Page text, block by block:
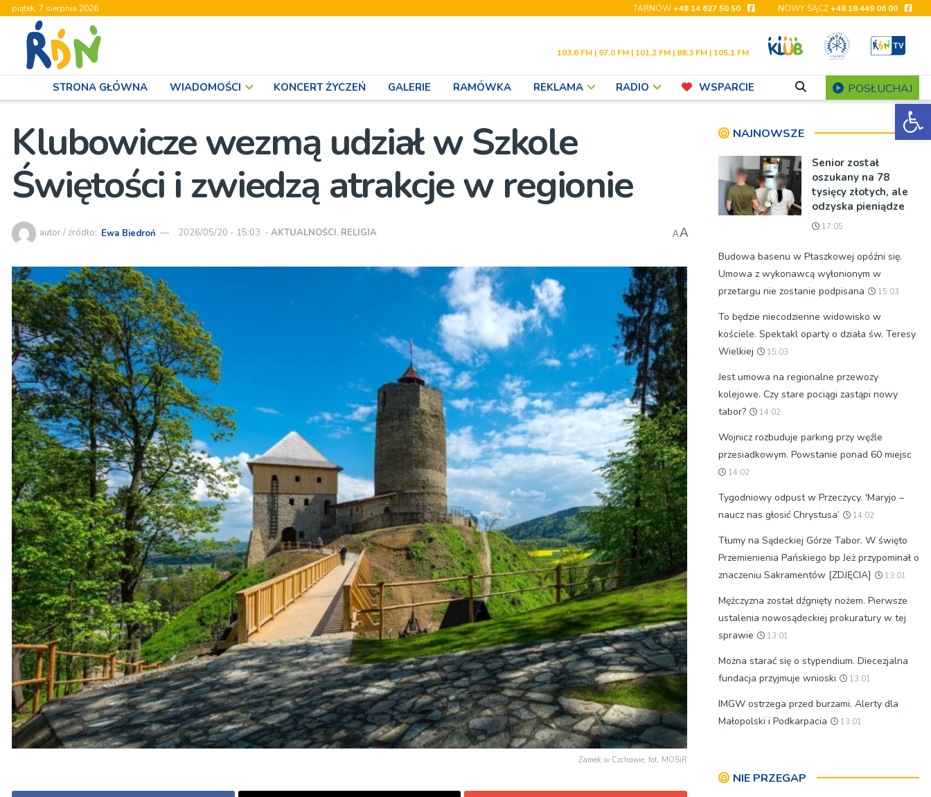
piątek, 7 sierpnia 2026 TARNÓW+48 14 627 50 50 NOWY SĄCZ+48 18 449 06 00
103,6 FM | 97,0 FM | 101,2 FM | 88,3 FM | 105,1 FM
STRONA GŁÓWNA WIADOMOŚCI KONCERT ŻYCZEŃ GALERIE RAMÓWKA REKLAMA RADIO WSPARCIE POSŁUCHAJ
Klubowicze wezmą udział w Szkole
Świętości i zwiedzą atrakcje w regionie
autor / źródło: Ewa Biedroń 2026/05/20 - 15:03 - AKTUALNOŚCI, RELIGIA AA
Zamek w Czchowie, fot. MOSiR
NAJNOWSZE
Senior został
oszukany na 78
tysięcy złotych, ale
odzyska pieniądze
17:05
Budowa basenu w Ptaszkowej opóźni się.
Umowa z wykonawcą wyłonionym w
przetargu nie zostanie podpisana
15:03
To będzie niecodzienne widowisko w
kościele. Spektakl oparty o działa św. Teresy
Wielkiej
15:03
Jest umowa na regionalne przewozy
kolejowe. Czy stare pociągi zastąpi nowy
tabor?
14:02
Wojnicz rozbuduje parking przy węźle
przesiadkowym. Powstanie ponad 60 miejsc
14:02
Tygodniowy odpust w Przeczycy. 'Maryjo –
naucz nas głosić Chrystusa’
14:02
Tłumy na Sądeckiej Górze Tabor. W święto
Przemienienia Pańskiego bp Jeż przypominał o
znaczeniu Sakramentów [ZDJĘCIA]
13:01
Mężczyzna został dźgnięty nożem. Pierwsze
ustalenia nowosądeckiej prokuratury w tej
sprawie
13:01
Można starać się o stypendium. Diecezjalna
fundacja przyjmuje wnioski
13:01
IMGW ostrzega przed burzami. Alerty dla
Małopolski i Podkarpacia
13:01
NIE PRZEGAP